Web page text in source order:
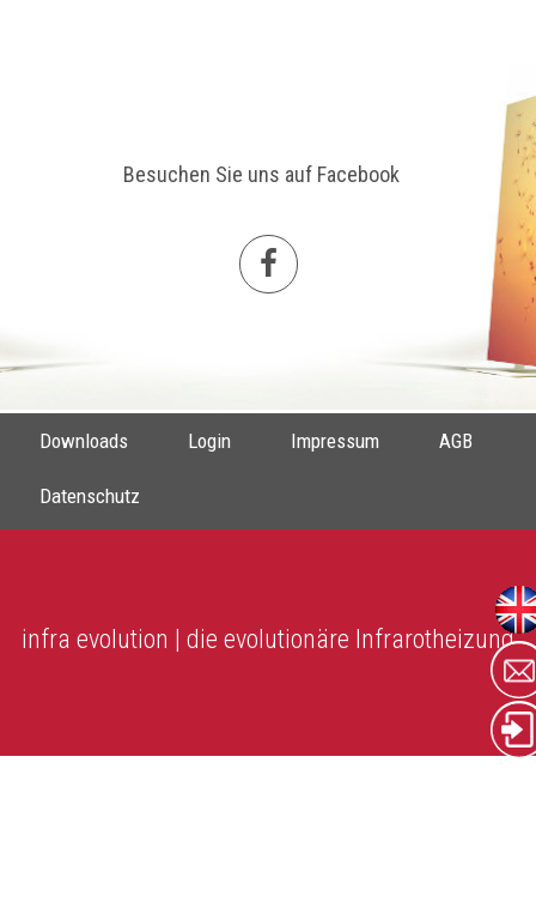
Besuchen Sie uns auf Facebook
Downloads Login Impressum AGB
Datenschutz
infra evolution | die evolutionäre Infrarotheizung